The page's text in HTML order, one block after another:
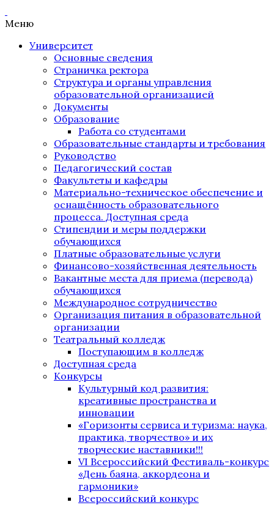
Меню
Университет
Основные сведения
Страничка ректора
Структура и органы управления
образовательной организацией
Документы
Образование
Работа со студентами
Образовательные стандарты и требования
Руководство
Педагогический состав
Факультеты и кафедры
Материально-техническое обеспечение и
оснащённость образовательного
процесса. Доступная среда
Стипендии и меры поддержки
обучающихся
Платные образовательные услуги
Финансово-хозяйственная деятельность
Вакантные места для приема (перевода)
обучающихся
Международное сотрудничество
Организация питания в образовательной
организации
Театральный колледж
Поступающим в колледж
Доступная среда
Конкурсы
Культурный код развития:
креативные пространства и
инновации
«Горизонты сервиса и туризма: наука,
практика, творчество» и их
творческие наставники!!!
VI Всероссийский Фестиваль-конкурс
«День баяна, аккордеона и
гармоники»
Всероссийский конкурс